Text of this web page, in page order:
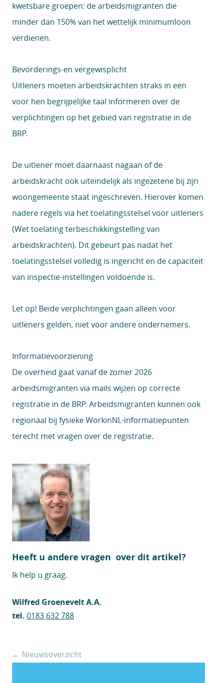
kwetsbare groepen: de arbeidsmigranten die
minder dan 150% van het wettelijk minimumloon
verdienen.
Bevorderings-en vergewisplicht
Uitleners moeten arbeidskrachten straks in een
voor hen begrijpelijke taal informeren over de
verplichtingen op het gebied van registratie in de
BRP.
De uitlener moet daarnaast nagaan of de
arbeidskracht ook uiteindelijk als ingezetene bij zijn
woongemeente staat ingeschreven. Hierover komen
nadere regels via het toelatingsstelsel voor uitleners
(Wet toelating terbeschikkingstelling van
arbeidskrachten). Dit gebeurt pas nadat het
toelatingsstelsel volledig is ingericht en de capaciteit
van inspectie-instellingen voldoende is.
Let op! Beide verplichtingen gaan alleen voor
uitleners gelden, niet voor andere ondernemers.
Informatievoorziening
De overheid gaat vanaf de zomer 2026
arbeidsmigranten via mails wijzen op correcte
registratie in de BRP. Arbeidsmigranten kunnen ook
regionaal bij fysieke WorkinNL-informatiepunten
terecht met vragen over de registratie.
Heeft u andere vragen over dit artikel?
Ik help u graag.
Wilfred Groenevelt A.A.
tel. 0183 632 788
← Nieuwsoverzicht